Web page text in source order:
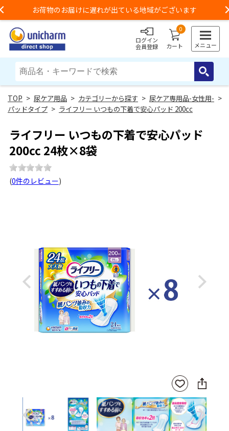
お荷物のお届けに遅れが出ている地域がございます
ログイン
会員登録
0
カート メニュー
> 尿ケア用品 > カテゴリーから探す > 尿ケア専用品-女性用- >
パッドタイプ > ライフリー いつもの下着で安心パッド 200cc
ライフリー いつもの下着で安心パッド
200cc 24枚×8袋
(0件のレビュー)
Previous Next
お気
に入
りに
登録
SNS
に
シ
ェ
ア
Previous Next